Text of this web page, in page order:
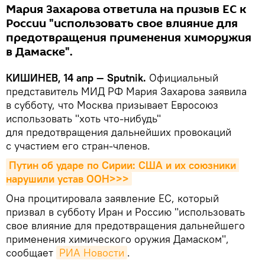
Мария Захарова ответила на призыв ЕС к
России "использовать свое влияние для
предотвращения применения химоружия
в Дамаске".
КИШИНЕВ, 14 апр — Sputnik. Официальный
представитель МИД РФ Мария Захарова заявила
в субботу, что Москва призывает Евросоюз
использовать "хоть что-нибудь"
для предотвращения дальнейших провокаций
с участием его стран-членов.
Путин об ударе по Сирии: США и их союзники
нарушили устав ООН>>>
Она процитировала заявление ЕС, который
призвал в субботу Иран и Россию "использовать
свое влияние для предотвращения дальнейшего
применения химического оружия Дамаском",
сообщает РИА Новости .